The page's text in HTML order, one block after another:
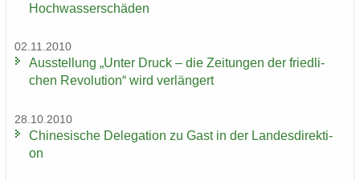
Hoch­was­ser­schä­den
02.11.2010
Aus­stel­lung „Unter Druck – die Zei­tun­gen der fried­li­
chen Re­vo­lu­ti­on“ wird ver­län­gert
28.10.2010
Chi­ne­si­sche De­le­ga­ti­on zu Gast in der Lan­des­di­rek­ti­
on